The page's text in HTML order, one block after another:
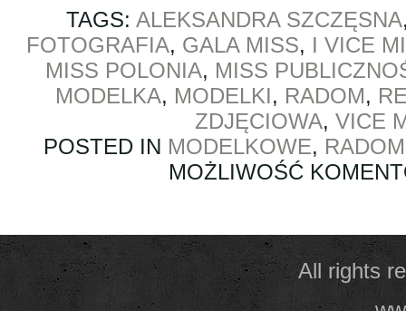
TAGS: ALEKSANDRA SZCZĘSNA
FOTOGRAFIA, GALA MISS, I VICE
MISS POLONIA, MISS
MODELKA, MODELKI, RADOM,
ZDJĘCIOWA, VICE
POSTED IN MODELKOWE, RADOM
MOŻLIWOŚĆ
All rights